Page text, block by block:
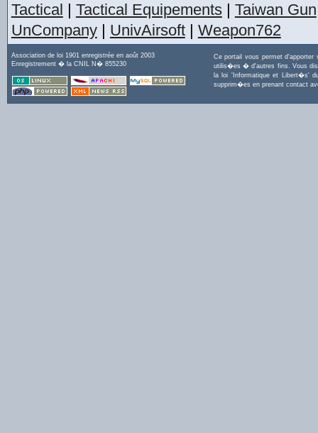
Tactical | Tactical Equipements| Taiwan Gun
UnCompany| UnivAirsoft| Weapon762
Association de loi 1901 enregistrée en août 2003
Enregistrement � la CNIL N� 855230
Ce portail vous permet
utilis�es � d'autres fins. Vous
la loi 'Informatique et Libert�s'
supprim�es en prenant contact